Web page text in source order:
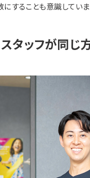
することも意識していま
スタッフが同じ